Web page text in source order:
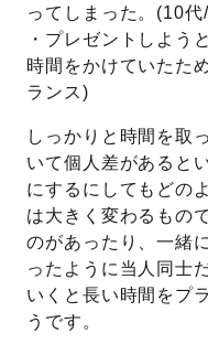
ってしまった。(10
・プレゼントしよう
時間をかけていたた
ランス)
しっかりと時間を取
いて個人差があると
にするにしてもどの
は大きく変わるもの
のがあったり、一緒
ったように当人同士
いくと長い時間をプ
うです。